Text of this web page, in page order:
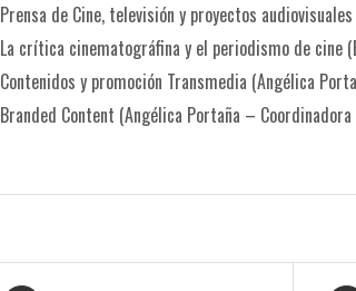
Prensa de Cine, televisión y proyectos
La crítica cinematográfina y el periodismo de cine
Contenidos y promoción Transmedia (Angélica
Branded Content (Angélica Portaña –